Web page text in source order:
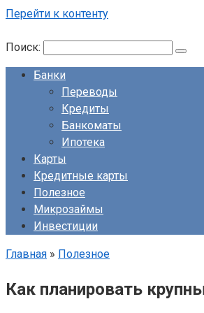
Перейти к контенту
Поиск:
Банки
Переводы
Кредиты
Банкоматы
Ипотека
Карты
Кредитные карты
Полезное
Микрозаймы
Инвестиции
Главная » Полезное
Как планировать